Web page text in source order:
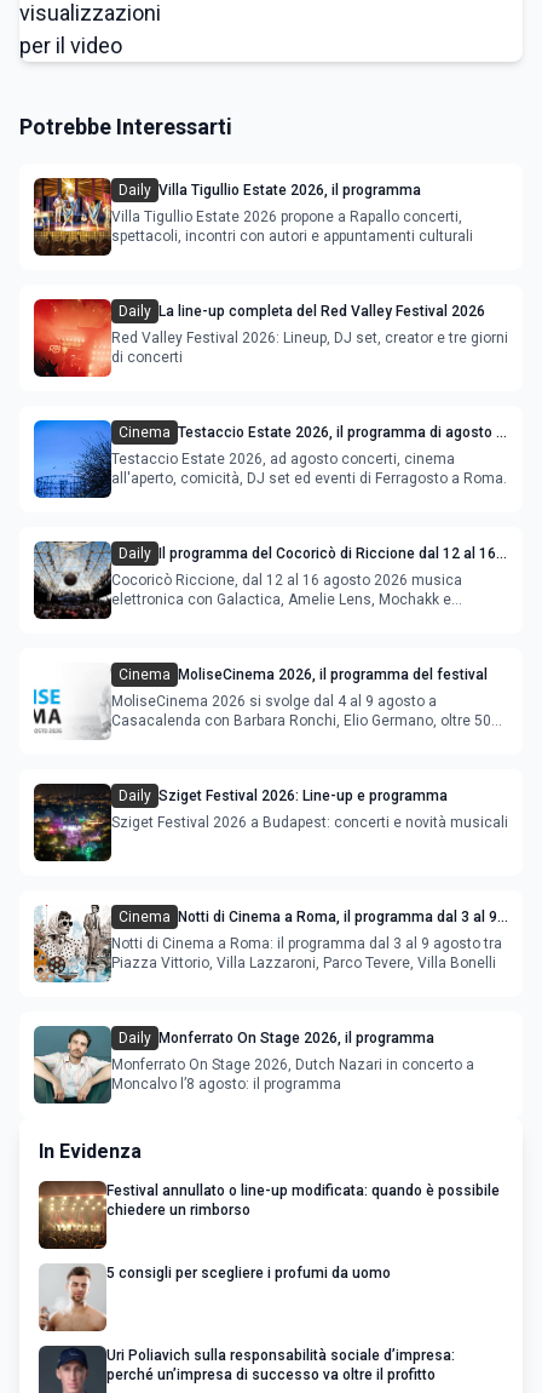
Potrebbe Interessarti
Daily Villa Tigullio Estate 2026, il programma
Villa Tigullio Estate 2026 propone a Rapallo concerti,
spettacoli, incontri con autori e appuntamenti culturali
Daily La line-up completa del Red Valley Festival 2026
Red Valley Festival 2026: Lineup, DJ set, creator e tre giorni
di concerti
Cinema Testaccio Estate 2026, il programma di agosto e
Ferragosto
Testaccio Estate 2026, ad agosto concerti, cinema
all'aperto, comicità, DJ set ed eventi di Ferragosto a Roma.
Daily
Il programma del Cocoricò di Riccione dal 12 al 16
agosto 2026
Cocoricò Riccione, dal 12 al 16 agosto 2026 musica
elettronica con Galactica, Amelie Lens, Mochakk e
Cinema
MoliseCinema 2026, il programma del festival
MoliseCinema 2026 si svolge dal 4 al 9 agosto a
Casacalenda con Barbara Ronchi, Elio Germano, oltre 50
Daily Sziget Festival 2026: Line-up e programma
Sziget Festival 2026 a Budapest: concerti e novità musicali
Cinema
Notti di Cinema a Roma, il programma dal 3 al 9
agosto
Notti di Cinema a Roma: il programma dal 3 al 9 agosto tra
Piazza Vittorio, Villa Lazzaroni, Parco Tevere, Villa Bonelli
Daily Monferrato On Stage 2026, il programma
Monferrato On Stage 2026, Dutch Nazari in concerto a
Moncalvo l’8 agosto: il programma
In Evidenza
Festival annullato o line-up modificata: quando è possibile
chiedere un rimborso
5 consigli per scegliere i profumi da uomo
Uri Poliavich sulla responsabilità sociale d’impresa:
perché un’impresa di successo va oltre il profitto